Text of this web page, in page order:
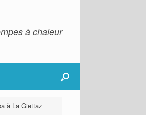
à chaleur
à La Giettaz